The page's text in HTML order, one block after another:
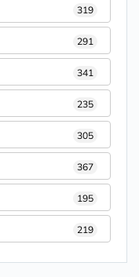
319
291
341
235
305
367
195
219